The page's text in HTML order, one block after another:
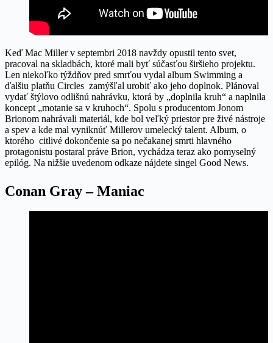
Keď Mac Miller v septembri 2018 navždy opustil tento svet,
pracoval na skladbách, ktoré mali byť súčasťou širšieho projektu.
Len niekoľko týždňov pred smrťou vydal album Swimming a
ďalšiu platňu Circles zamýšľal urobiť ako jeho doplnok. Plánoval
vydať štýlovo odlišnú nahrávku, ktorá by „doplnila kruh“ a naplnila
koncept „motanie sa v kruhoch“. Spolu s producentom Jonom
Brionom nahrávali materiál, kde bol veľký priestor pre živé nástroje
a spev a kde mal vyniknúť Millerov umelecký talent. Album, o
ktorého citlivé dokončenie sa po nečakanej smrti hlavného
protagonistu postaral práve Brion, vychádza teraz ako pomyselný
epilóg. Na nižšie uvedenom odkaze nájdete singel Good News.
Conan Gray – Maniac